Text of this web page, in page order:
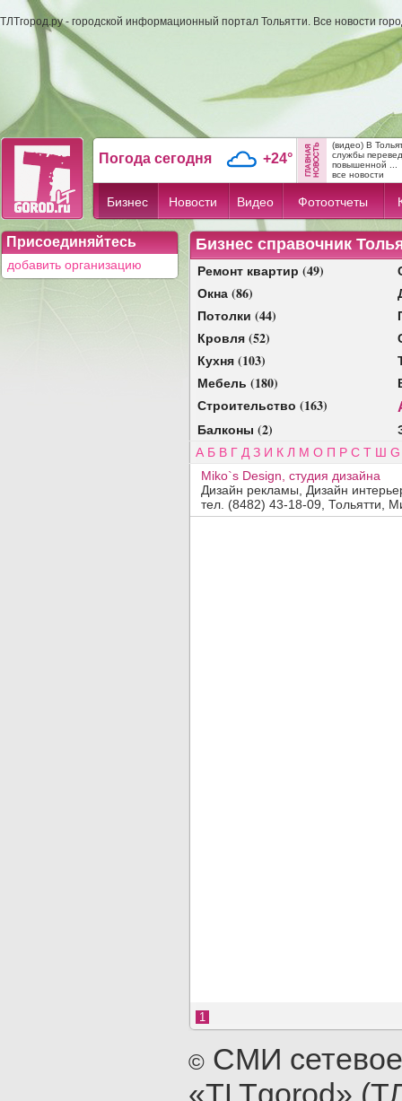
ТЛТгород.ру - городской информационный портал Тольятти. Все новости
Погода сегодня +24°
(видео) В
службы
повышенной ...
все новости
Бизнес Новости Видео Фотоотчеты
Присоединяйтесь
добавить организацию
Бизнес справочник
Ремонт квартир (49)
Окна (86)
Потолки (44)
Кровля (52)
Кухня (103)
Мебель (180)
Строительство (163)
Балконы (2)
А Б В Г Д З И К Л М О П Р С Т Ш G
Miko`s Design, студия дизайна
Дизайн рекламы, Дизайн
тел. (8482) 43-18-09, Тольятти,
1
© СМИ
«TLTgorod»